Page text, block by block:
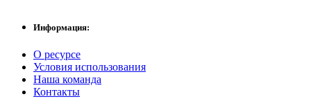
Информация:
О ресурсе
Условия использования
Наша команда
Контакты